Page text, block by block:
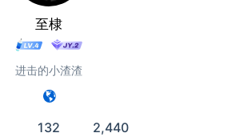
至棣
进击的小渣渣
132 2,440